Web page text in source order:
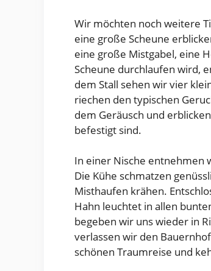
Wir möchten noch weitere
eine große Scheune
eine große Mistgabel, eine
Scheune durchlaufen wird,
dem Stall sehen wir vier
riechen den typischen
dem Geräusch und
befestigt sind.
In einer Nische entnehmen
Die Kühe schmatzen
Misthaufen krähen.
Hahn leuchtet in allen
begeben wir uns wieder in
verlassen wir den
schönen Traumreise und